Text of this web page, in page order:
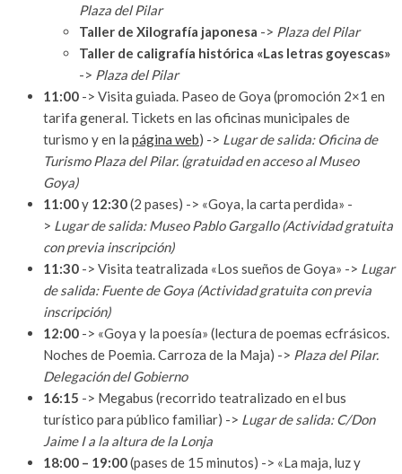
Plaza del Pilar
Taller de Xilografía japonesa -> Plaza del Pilar
Taller de caligrafía histórica «Las letras goyescas»
-> Plaza del Pilar
11:00 -> Visita guiada. Paseo de Goya (promoción 2×1 en
tarifa general. Tickets en las oficinas municipales de
turismo y en la página web) -> Lugar de salida: Oficina de
Turismo Plaza del Pilar. (gratuidad en acceso al Museo
Goya)
11:00y 12:30(2 pases) -> «Goya, la carta perdida» -
> Lugar de salida: Museo Pablo Gargallo (Actividad gratuita
con previa inscripción)
11:30 -> Visita teatralizada «Los sueños de Goya» -> Lugar
de salida: Fuente de Goya (Actividad gratuita con previa
inscripción)
12:00 -> «Goya y la poesía» (lectura de poemas ecfrásicos.
Noches de Poemia. Carroza de la Maja) -> Plaza del Pilar.
Delegación del Gobierno
16:15 -> Megabus (recorrido teatralizado en el bus
turístico para público familiar) -> Lugar de salida: C/Don
Jaime I a la altura de la Lonja
18:00 – 19:00(pases de 15 minutos) -> «La maja, luz y